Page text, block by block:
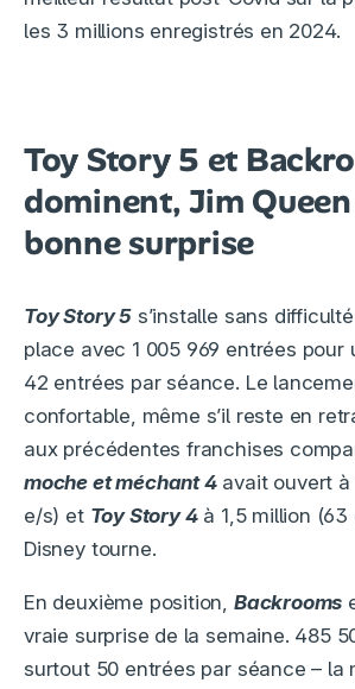
les 3 millions enregistrés en 2024.
Toy Story 5 et
dominent, Jim
bonne surprise
Toy Story 5s’installe sans
place avec 1 005 969 entrées pour
42 entrées par séance. Le
confortable, même s’il reste en
aux précédentes franchises
moche et méchant 4avait ouvert à
e/s) et Toy Story 4à 1,5 million (63
Disney tourne.
En deuxième position, Backrooms
vraie surprise de la semaine. 485
surtout 50 entrées par séance – la